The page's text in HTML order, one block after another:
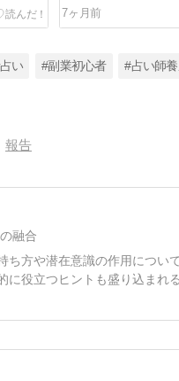
7ヶ月前
い #副業初心者 #占い師
報告
融合
方や潜在意識の作用につい
役立つヒントも盛り込まれ